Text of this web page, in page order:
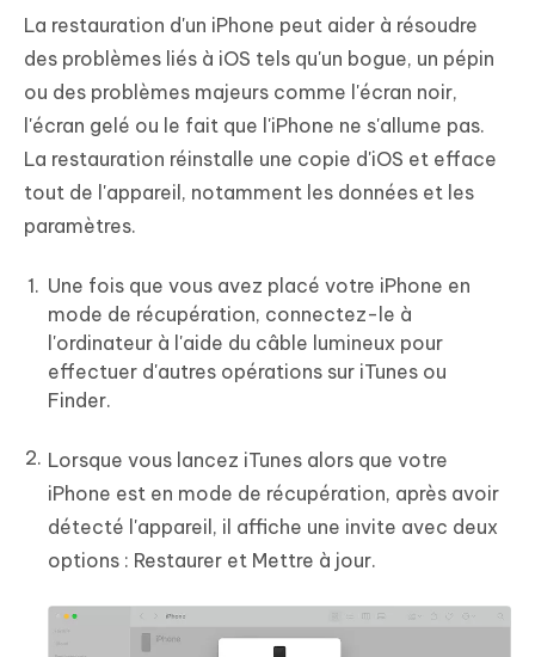
La restauration d'un iPhone peut aider à résoudre
des problèmes liés à iOS tels qu'un bogue, un pépin
ou des problèmes majeurs comme l'écran noir,
l'écran gelé ou le fait que l'iPhone ne s'allume pas.
La restauration réinstalle une copie d'iOS et efface
tout de l'appareil, notamment les données et les
paramètres.
Une fois que vous avez placé votre iPhone en
mode de récupération, connectez-le à
l'ordinateur à l'aide du câble lumineux pour
effectuer d'autres opérations sur iTunes ou
Finder.
Lorsque vous lancez iTunes alors que votre
iPhone est en mode de récupération, après avoir
détecté l'appareil, il affiche une invite avec deux
options : Restaurer et Mettre à jour.